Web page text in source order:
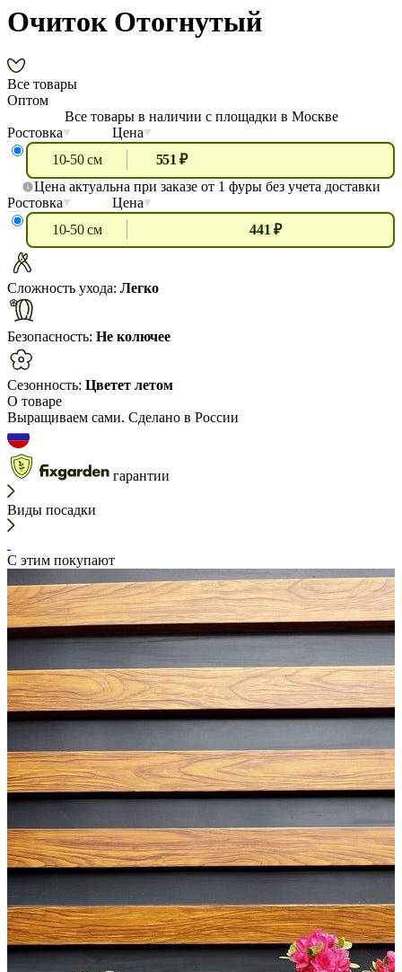
Очиток Отогнутый
Все товары
Оптом
Все товары в наличии с площадки в Москве
Ростовка
Цена
10-50 см
551 ₽
Цена актуальна при заказе от 1 фуры без учета доставки
Ростовка
Цена
10-50 см
441 ₽
Сложность ухода: Легко
Безопасность: Не колючее
Сезонность: Цветет летом
О товаре
Выращиваем сами. Сделано в России
гарантии
Виды посадки
С этим покупают